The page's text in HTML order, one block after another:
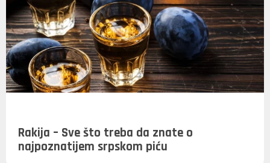
Rakija – Sve što treba da znate o
najpoznatijem srpskom piću